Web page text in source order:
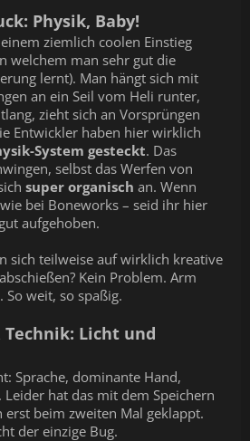
Physik, Baby!
ziemlich coolen Einstieg
welchem man sehr gut die
lernt). Man hängt sich mit
an ein Seil vom Heli runter,
zieht sich an Vorsprüngen
Entwickler haben hier wirklich
System gesteckt. Das
selbst das Werfen von
super organisch an. Wenn
bei Boneworks – seid ihr hier
aufgehoben.
sich teilweise auf wirklich kreative
Kein Problem. Arm
So weit, so spaßig.
Licht und
Sprache, dominante Hand,
Leider hat das mit dem Speichern
erst beim zweiten Mal geklappt.
der einzige Bug.